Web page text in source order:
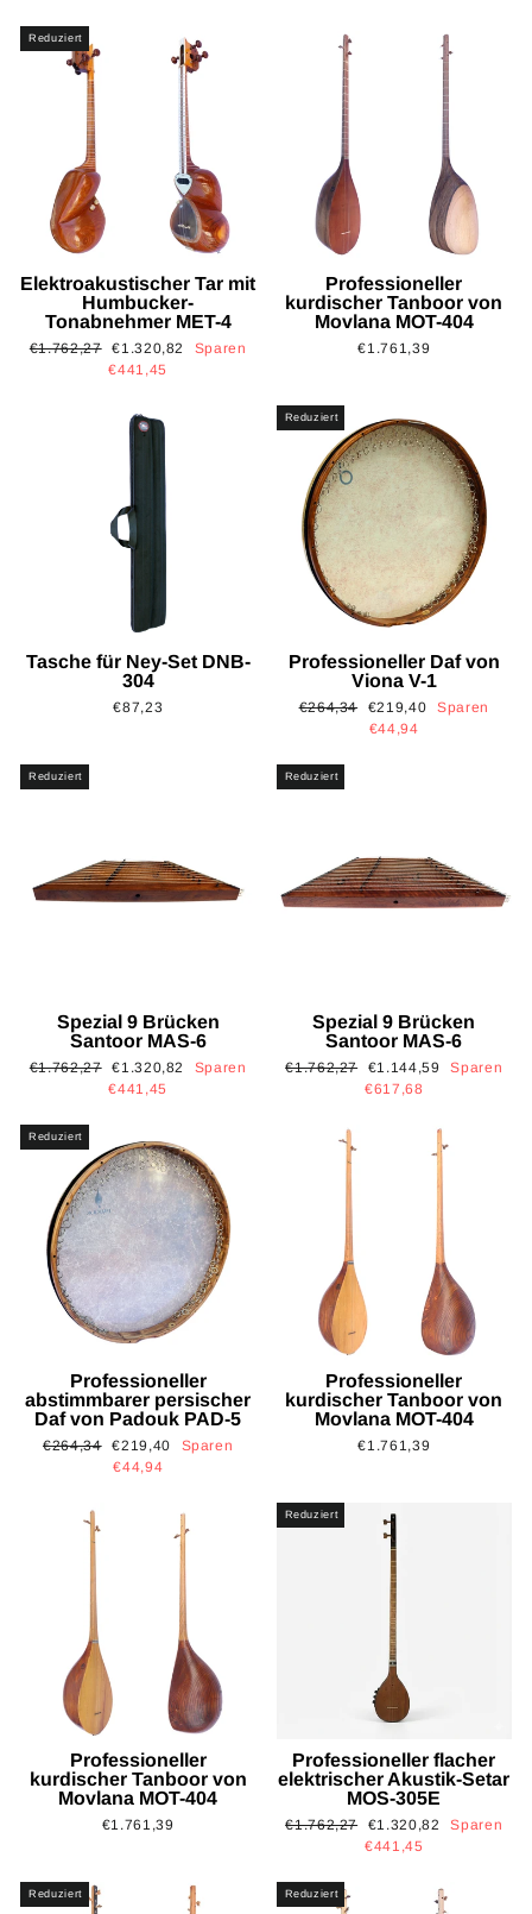
Reduziert
Elektroakustischer Tar mit
Humbucker-
Tonabnehmer MET-4
Normaler
€1.762,27 Sonderpreis
€1.320,82
Sparen
€441,45
Professioneller
kurdischer Tanboor von
Movlana MOT-404
€1.761,39
Tasche für Ney-Set DNB-
304
€87,23
Reduziert
Professioneller Daf von
Viona V-1
Normaler
€264,34 Sonderpreis
€219,40
Sparen
€44,94
Reduziert
Spezial 9 Brücken
Santoor MAS-6
Normaler
€1.762,27 Sonderpreis
€1.320,82
Sparen
€441,45
Reduziert
Spezial 9 Brücken
Santoor MAS-6
Normaler
€1.762,27 Sonderpreis
€1.144,59
Sparen
€617,68
Reduziert
Professioneller
abstimmbarer persischer
Daf von Padouk PAD-5
Normaler
€264,34 Sonderpreis
€219,40
Sparen
€44,94
Professioneller
kurdischer Tanboor von
Movlana MOT-404
€1.761,39
Professioneller
kurdischer Tanboor von
Movlana MOT-404
€1.761,39
Reduziert
Professioneller flacher
elektrischer Akustik-Setar
MOS-305E
Normaler
€1.762,27 Sonderpreis
€1.320,82
Sparen
€441,45
Reduziert Reduziert